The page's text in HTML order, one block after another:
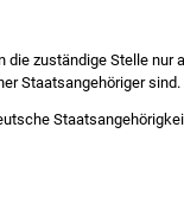
die zuständige Stelle
Staatsangehöriger sind.